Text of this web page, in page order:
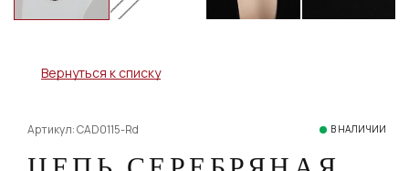
Вернуться к списку
Артикул: CAD0115-Rd В НАЛИЧИИ